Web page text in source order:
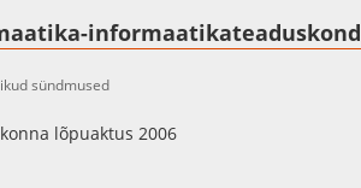
informaatikateaduskond
sündmused
lõpuaktus 2006